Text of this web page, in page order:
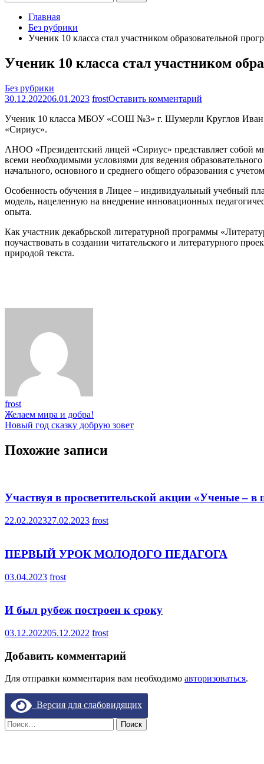
Главная
Без рубрики
Ученик 10 класса стал участником образовательной
Ученик 10 класса стал участником
Без рубрики
30.12.202206.01.2023 frostОставить комментарий
10
участником
программы
центре
«Сириус»
Ученик 10 класса МБОУ «СОШ №3» г. Шумерли Круглов Иван
«Сириус».
АНОО «Президентский лицей «Сириус» представляет собой
всеми необходимыми условиями для ведения
начального, основного и среднего общего образования с
Особенность обучения в Лицее – индивидуальный учебный
модель, нацеленную на внедрение инновационных
опыта.
Как участник декабрьской литературной программы
поучаствовать в создании читательского и литературного
природой текста.
frost
Навигация
по
записям
Желаем мира и добра!
Новый год сказку добрую зовет
Похожие записи
Участвуя в просветительской акции «Ученые –
22.02.202327.02.2023 frost
ПЕРВЫЙ УРОК МОЛОДОГО ПЕДАГОГА
03.04.2023 frost
И был рубеж построен к сроку
03.12.202205.12.2022 frost
Добавить комментарий
Для отправки комментария вам необходимо авторизоваться.
Версия для слабовидящих
Найти: